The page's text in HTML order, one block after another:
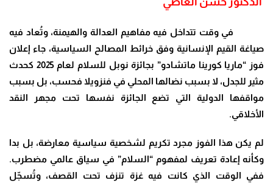
في وقت تتداخل فيه مفاهيم العدالة والهيمنة، وتُعاد فيه
صياغة القيم الإنسانية وفق خرائط المصالح السياسية، جاء إعلان
فوز “ماريا كورينا ماتشادو” بجائزة نوبل للسلام لعام 2025 كحدث
مثير للجدل، لا بسبب نضالها المحلي في فنزويلا فحسب، بل بسبب
مواقفها الدولية التي تضع الجائزة نفسها تحت مجهر النقد
الأخلاقي.
لم يكن هذا الفوز مجرد تكريم لشخصية سياسية معارضة، بل بدا
وكأنه إعادة تعريف لمفهوم “السلام” في سياق عالمي مضطرب.
ففي الوقت الذي كانت فيه غزة تنزف تحت القصف، وتُسجّل